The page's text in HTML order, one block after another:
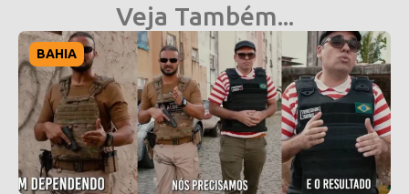
Veja Também...
BAHIA